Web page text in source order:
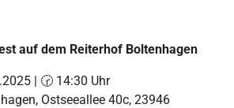
auf dem Reiterhof Boltenhagen
| 🕝 14:30 Uhr
Ostseeallee 40c, 23946